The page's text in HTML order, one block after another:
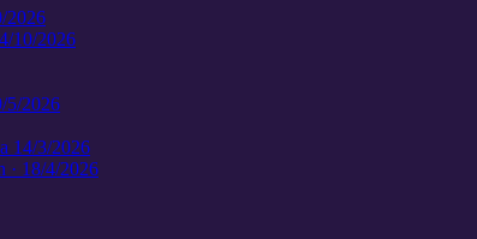
2026
10/2026
5/2026
14/3/2026
· 18/4/2026